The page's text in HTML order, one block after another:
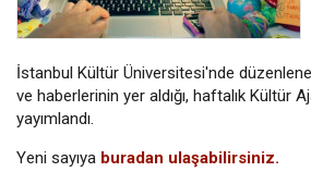
İstanbul Kültür Üniversitesi'nde
ve haberlerinin yer aldığı, haftalık Kültür
yayımlandı.
Yeni sayıya buradan ulaşabilirsiniz.